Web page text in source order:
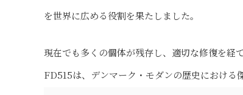
を世界に広める役割を果たしました。
現在でも多くの個体が残存し、適切な修復を経
FD515は、デンマーク・モダンの歴史における